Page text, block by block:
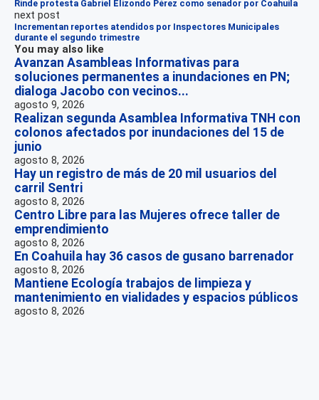
Rinde protesta Gabriel Elizondo Pérez como senador por Coahuila
next post
Incrementan reportes atendidos por Inspectores Municipales
durante el segundo trimestre
You may also like
Avanzan Asambleas Informativas para
soluciones permanentes a inundaciones en PN;
dialoga Jacobo con vecinos...
agosto 9, 2026
Realizan segunda Asamblea Informativa TNH con
colonos afectados por inundaciones del 15 de
junio
agosto 8, 2026
Hay un registro de más de 20 mil usuarios del
carril Sentri
agosto 8, 2026
Centro Libre para las Mujeres ofrece taller de
emprendimiento
agosto 8, 2026
En Coahuila hay 36 casos de gusano barrenador
agosto 8, 2026
Mantiene Ecología trabajos de limpieza y
mantenimiento en vialidades y espacios públicos
agosto 8, 2026